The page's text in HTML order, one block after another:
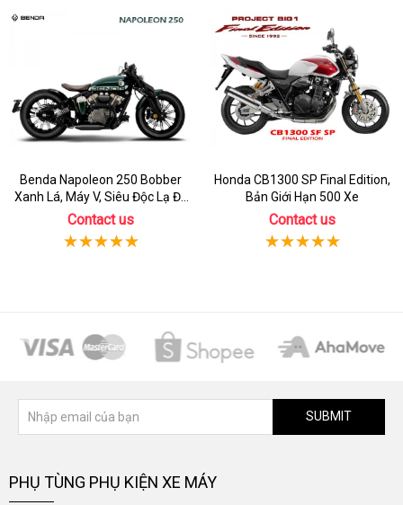
Benda Napoleon 250 Bobber
Xanh Lá, Máy V, Siêu Độc Lạ Đã
Có Sẵn Xe
Contact us
Honda CB1300 SP Final Edition,
Bản Giới Hạn 500 Xe
Contact us
SUBMIT
PHỤ TÙNG PHỤ KIỆN XE MÁY